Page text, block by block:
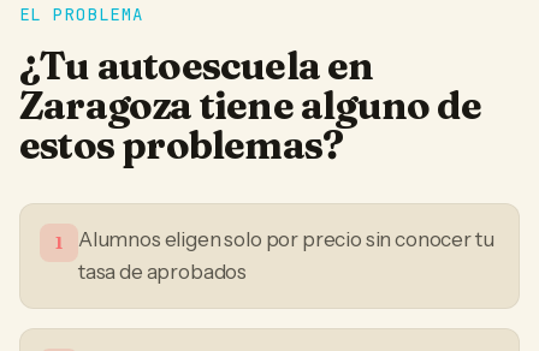
EL PROBLEMA
¿Tu autoescuelaen
Zaragozatiene alguno de
estos problemas?
1
Alumnos eligen solo por precio sin conocer tu
tasa de aprobados